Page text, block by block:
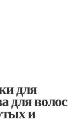
для
для волос
и